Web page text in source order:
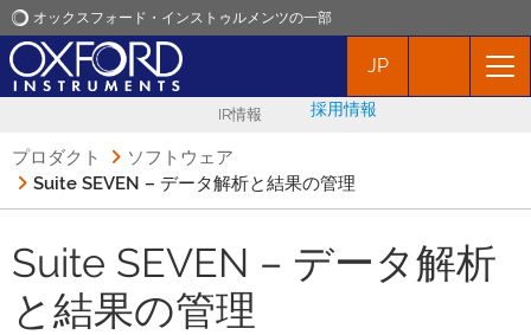
オックスフォード・インストゥルメンツの一部
オックスフォード・インストゥルメンツ
プロダクト
ニュース
JP
IR情報 採用情報
プロダクト
ソフトウェア
Suite SEVEN – データ解析と結果の管理
Suite SEVEN – データ解析
と結果の管理